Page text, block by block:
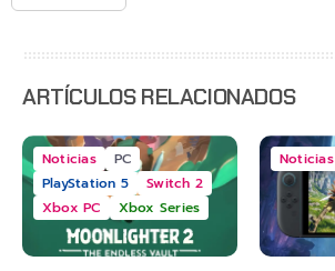
ARTÍCULOS RELACIONADOS
Noticias
PC
PlayStation 5
Switch 2
Xbox PC
Xbox Series
Noticias